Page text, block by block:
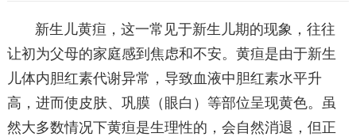
新生儿黄疸，这一常见于新生儿期的现象，往往
让初为父母的家庭感到焦虑和不安。黄疸是由于新生
儿体内胆红素代谢异常，导致血液中胆红素水平升
高，进而使皮肤、巩膜（眼白）等部位呈现黄色。虽
然大多数情况下黄疸是生理性的，会自然消退，但正